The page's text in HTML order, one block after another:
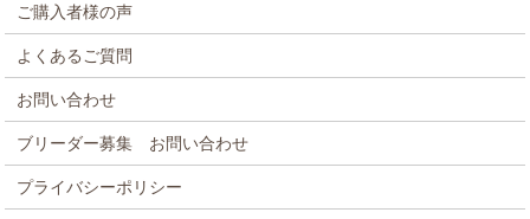
ご購入者様の声
よくあるご質問
お問い合わせ
ブリーダー募集 お問い合わせ
プライバシーポリシー